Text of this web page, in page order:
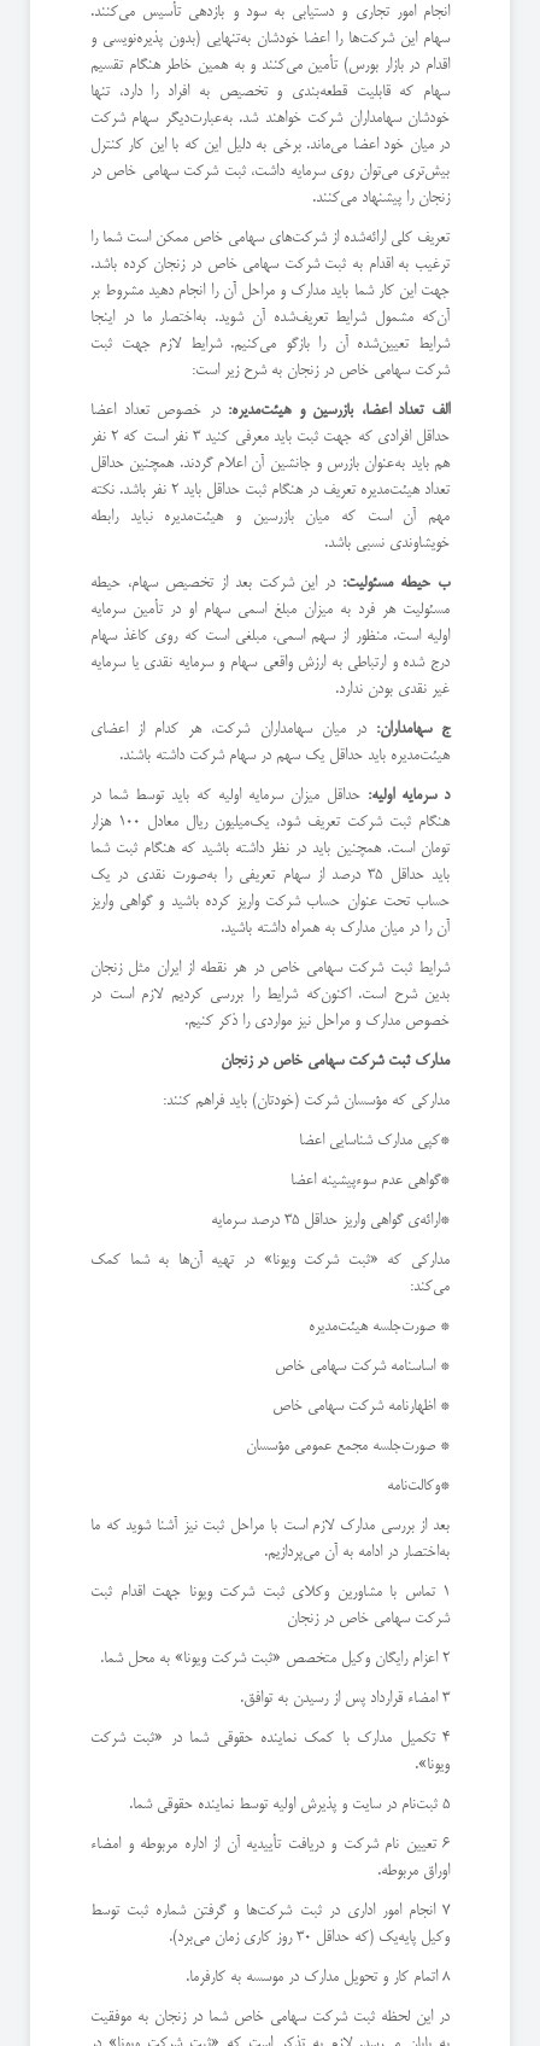
انجام امور تجاری و دستیابی به سود و بازدهی تأسیس می‌کنند.
سهام این شرکت‌ها را اعضا خودشان به‌تنهایی (بدون پذیره‌نویسی و
اقدام در بازار بورس) تأمین می‌کنند و به همین خاطر هنگام تقسیم
سهام که قابلیت قطعه‌بندی و تخصیص به افراد را دارد، تنها
خودشان سهامداران شرکت خواهند شد. به‌عبارت‌دیگر سهام شرکت
در میان خود اعضا می‌ماند. برخی به دلیل این که با این کار کنترل
بیش‌تری می‌توان روی سرمایه داشت، ثبت شرکت سهامی خاص در
زنجان را پیشنهاد می‌کنند.
تعریف کلی ارائه‌شده از شرکت‌های سهامی خاص ممکن است شما را
ترغیب به اقدام به ثبت شرکت سهامی خاص در زنجان کرده باشد.
جهت این کار شما باید مدارک و مراحل آن را انجام دهید مشروط بر
آن‌که مشمول شرایط تعریف‌شده آن شوید. به‌اختصار ما در اینجا
شرایط تعیین‌شده آن را بازگو می‌کنیم. شرایط لازم جهت ثبت
شرکت سهامی خاص در زنجان به شرح زیر است:
الف تعداد اعضا، بازرسین و هیئت‌مدیره: در خصوص تعداد اعضا
حداقل افرادی که جهت ثبت باید معرفی کنید 3 نفر است که 2 نفر
هم باید به‌عنوان بازرس و جانشین آن اعلام گردند. همچنین حداقل
تعداد هیئت‌مدیره تعریف در هنگام ثبت حداقل باید 2 نفر باشد. نکته
مهم آن است که میان بازرسین و هیئت‌مدیره نباید رابطه
خویشاوندی نسبی باشد.
ب حیطه مسئولیت: در این شرکت بعد از تخصیص سهام، حیطه
مسئولیت هر فرد به میزان مبلغ اسمی سهام او در تأمین سرمایه
اولیه است. منظور از سهم اسمی، مبلغی است که روی کاغذ سهام
درج شده و ارتباطی به ارزش واقعی سهام و سرمایه نقدی یا سرمایه
غیر نقدی بودن ندارد.
ج سهامداران: در میان سهامداران شرکت، هر کدام از اعضای
هیئت‌مدیره باید حداقل یک سهم در سهام شرکت داشته باشند.
د سرمایه اولیه: حداقل میزان سرمایه اولیه که باید توسط شما در
هنگام ثبت شرکت تعریف شود، یک‌میلیون ریال معادل 100 هزار
تومان است. همچنین باید در نظر داشته باشید که هنگام ثبت شما
باید حداقل 35 درصد از سهام تعریفی را به‌صورت نقدی در یک
حساب تحت عنوان حساب شرکت واریز کرده باشید و گواهی واریز
آن را در میان مدارک به همراه داشته باشید.
شرایط ثبت شرکت سهامی خاص در هر نقطه از ایران مثل زنجان
بدین شرح است. اکنون‌که شرایط را بررسی کردیم لازم است در
خصوص مدارک و مراحل نیز مواردی را ذکر کنیم.
مدارک ثبت شرکت سهامی خاص در زنجان
مدارکی که مؤسسان شرکت (خودتان) باید فراهم کنند:
*کپی مدارک شناسایی اعضا
*گواهی عدم سوءپیشینه اعضا
*ارائه‌ی گواهی واریز حداقل 35 درصد سرمایه
مدارکی که «ثبت شرکت ویونا» در تهیه آن‌ها به شما کمک
می‌کند:
* صورت‌جلسه هیئت‌مدیره
* اساسنامه شرکت سهامی خاص
* اظهارنامه شرکت سهامی خاص
* صورت‌جلسه مجمع عمومی مؤسسان
*وکالت‌نامه
بعد از بررسی مدارک لازم است با مراحل ثبت نیز آشنا شوید که ما
به‌اختصار در ادامه به آن می‌پردازیم.
1 تماس با مشاورین وکلای ثبت شرکت ویونا جهت اقدام ثبت
شرکت سهامی خاص در زنجان
2 اعزام رایگان وکیل متخصص «ثبت شرکت ویونا» به محل شما.
3 امضاء قرارداد پس از رسیدن به توافق.
4 تکمیل مدارک با کمک نماینده حقوقی شما در «ثبت شرکت
ویونا».
5 ثبت‌نام در سایت و پذیرش اولیه توسط نماینده حقوقی شما.
6 تعیین نام شرکت و دریافت تأییدیه آن از اداره مربوطه و امضاء
اوراق مربوطه.
7 انجام امور اداری در ثبت شرکت‌ها و گرفتن شماره ثبت توسط
وکیل پایه‌یک (که حداقل 30 روز کاری زمان می‌برد).
8 اتمام کار و تحویل مدارک در موسسه به کارفرما.
در این لحظه ثبت شرکت سهامی خاص شما در زنجان به موفقیت